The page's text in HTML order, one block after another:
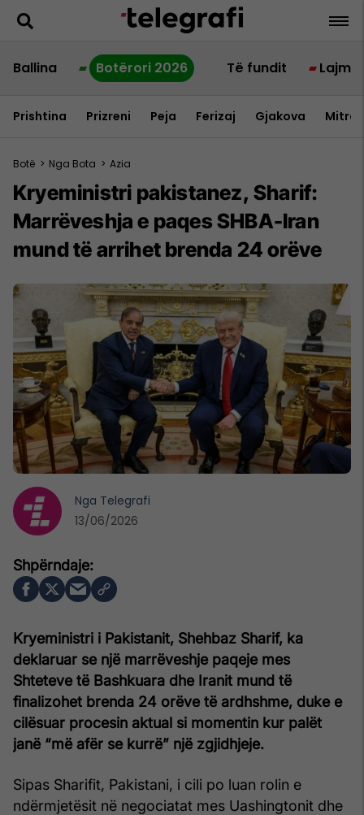
Ballina Botërori 2026 Të fundit Lajme
Prishtina Prizreni Peja Ferizaj Gjakova
Botë > Nga Bota > Azia
Kryeministri pakistanez, Sharif:
Marrëveshja e paqes SHBA-Iran
mund të arrihet brenda 24 orëve
Kryeministri i Pakistanit, Shehbaz Sharif, ka
deklaruar se një marrëveshje paqeje mes
Shteteve të Bashkuara dhe Iranit mund të
finalizohet brenda 24 orëve të ardhshme, duke e
cilësuar procesin aktual si momentin kur palët
janë “më afër se kurrë” një zgjidhjeje.
Sipas Sharifit, Pakistani, i cili po luan rolin e
ndërmjetësit në negociatat mes Uashingtonit dhe
Nga Telegrafi
13/06/2026